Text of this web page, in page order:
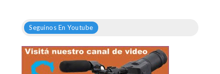
Seguinos En Youtube